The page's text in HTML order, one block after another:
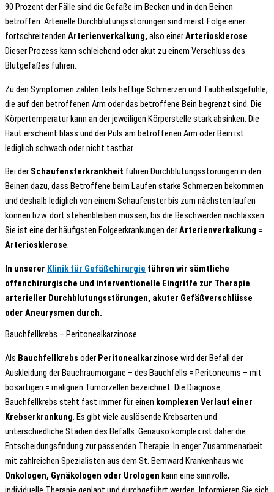
90 Prozent der Fälle sind die Gefäße im Becken und in den Beinen
betroffen. Arterielle Durchblutungsstörungen sind meist Folge einer
fortschreitenden Arterienverkalkung, also einerArteriosklerose.
Dieser Prozess kann schleichend oder akut zu einem Verschluss des
Blutgefäßes führen.
Zu den Symptomen zählen teils heftige Schmerzen und Taubheitsgefühle,
die auf den betroffenen Arm oder das betroffene Bein begrenzt sind. Die
Körpertemperatur kann an der jeweiligen Körperstelle stark absinken. Die
Haut erscheint blass und der Puls am betroffenen Arm oder Bein ist
lediglich schwach oder nicht tastbar.
Bei der Schaufensterkrankheit führen Durchblutungsstörungen in den
Beinen dazu, dass Betroffene beim Laufen starke Schmerzen bekommen
und deshalb lediglich von einem Schaufenster bis zum nächsten laufen
können bzw. dort stehenbleiben müssen, bis die Beschwerden nachlassen.
Sie ist eine der häufigsten Folgeerkrankungen derArterienverkalkung =
Arteriosklerose.
In unserer Klinik für Gefäßchirurgie führen wir sämtliche
offenchirurgische und interventionelle Eingriffe zur Therapie
arterieller Durchblutungsstörungen, akuter Gefäßverschlüsse
oder Aneurysmen durch.
Bauchfellkrebs – Peritonealkarzinose
Als Bauchfellkrebs oder Peritonealkarzinose wird der Befall der
Auskleidung der Bauchraumorgane – des Bauchfells = Peritoneums – mit
bösartigen = malignen Tumorzellen bezeichnet. Die Diagnose
Bauchfellkrebs steht fast immer für einen komplexen Verlauf einer
Krebserkrankung. Es gibt viele auslösende Krebsarten und
unterschiedliche Stadien des Befalls. Genauso komplex ist daher die
Entscheidungsfindung zur passenden Therapie. In enger Zusammenarbeit
mit zahlreichen Spezialisten aus dem St. Bernward Krankenhaus wie
Onkologen, Gynäkologen oder Urologen kann eine sinnvolle,